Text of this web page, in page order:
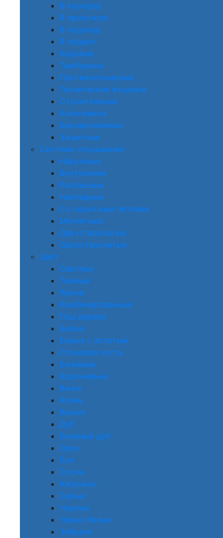
В коридор
В прихожую
В подъезд
В подвал
Кодовые
Тамбурные
Противопожарные
Технические входные
Строительные
Антипаника
Бронированные
Защитные
Система открывания
Наружные
Внутренние
Распашные
Накладные
Со скрытыми петлями
Магнитные
Двухстворчатые
Одностворчатые
Цвет
Светлые
Темные
Яркие
Комбинированные
Под дерево
Белые
Белые с золотым
Слоновая кость
Бежевые
Коричневые
Венге
Ясень
Вишня
Дуб
Беленый дуб
Орех
Бук
Сосна
Капучино
Серые
Черные
Черно-белые
Зебрано